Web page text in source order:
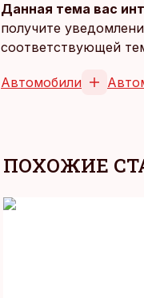
Данная тема вас
получите
соответствующей
Автомобили
ПОХОЖИЕ